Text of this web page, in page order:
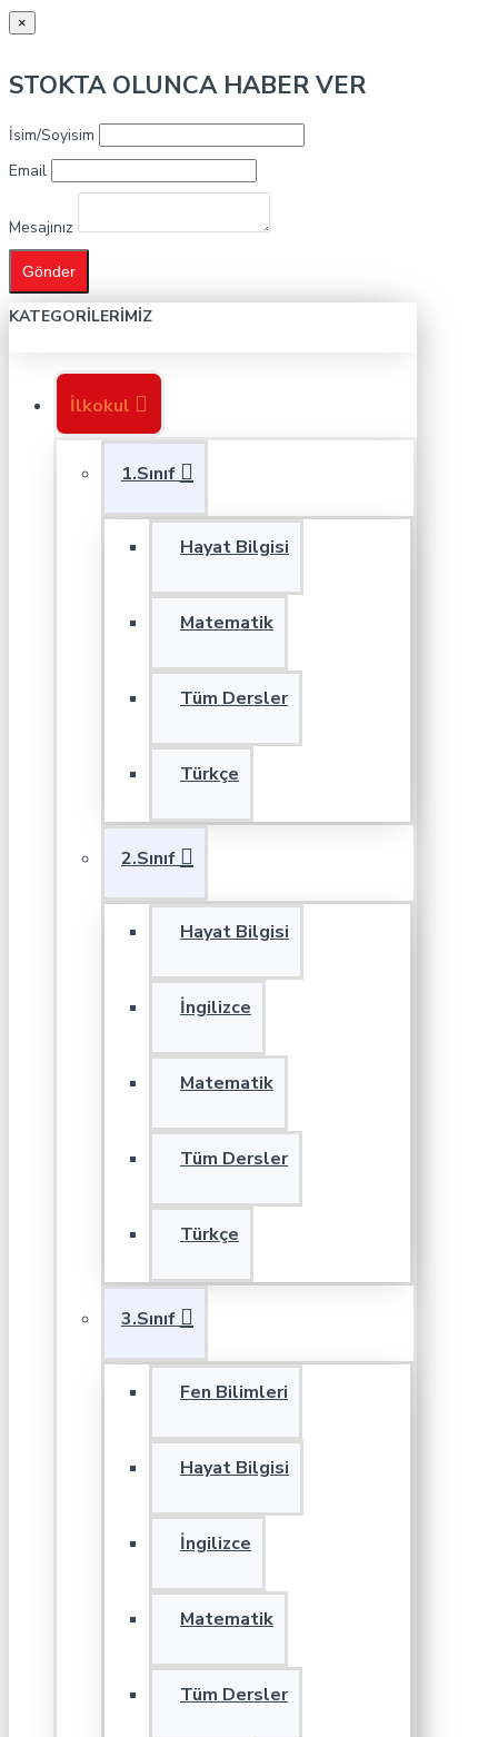
×
STOKTA OLUNCA HABER VER
İsim/Soyisim
Email
Mesajınız
Gönder
KATEGORILERIMIZ
İlkokul
1.Sınıf
Hayat Bilgisi
Matematik
Tüm Dersler
Türkçe
2.Sınıf
Hayat Bilgisi
İngilizce
Matematik
Tüm Dersler
Türkçe
3.Sınıf
Fen Bilimleri
Hayat Bilgisi
İngilizce
Matematik
Tüm Dersler